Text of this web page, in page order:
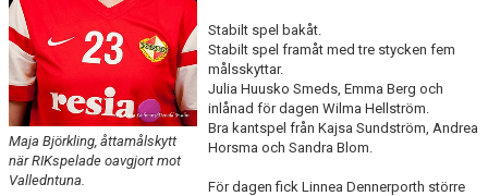
KONTAKT
DOKUMENT
BILDGALLERI
MATCHER
Maja Björkling, åttamålskytt
när RIKspelade oavgjort mot
Valledntuna.
Stabilt spel bakåt.
Stabilt spel framåt med tre stycken fem
målsskyttar.
Julia Huusko Smeds, Emma Berg och
inlånad för dagen Wilma Hellström.
Bra kantspel från Kajsa Sundström, Andrea
Horsma och Sandra Blom.
För dagen fick Linnea Dennerporth större